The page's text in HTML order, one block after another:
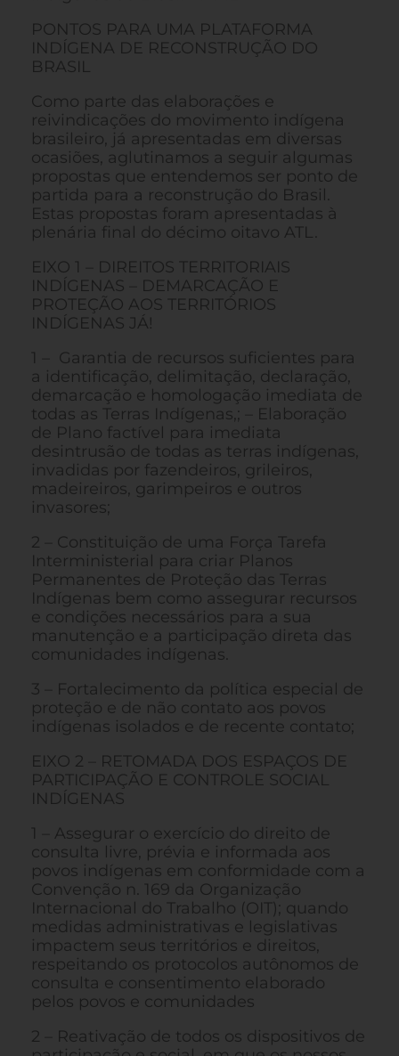
PONTOS PARA UMA PLATAFORMA
INDÍGENA DE RECONSTRUÇÃO DO
BRASIL
Como parte das elaborações e
reivindicações do movimento indígena
brasileiro, já apresentadas em diversas
ocasiões, aglutinamos a seguir algumas
propostas que entendemos ser ponto de
partida para a reconstrução do Brasil.
Estas propostas foram apresentadas à
plenária final do décimo oitavo ATL.
EIXO 1 – DIREITOS TERRITORIAIS
INDÍGENAS – DEMARCAÇÃO E
PROTEÇÃO AOS TERRITÓRIOS
INDÍGENAS JÁ!
1 – Garantia de recursos suficientes para
a identificação, delimitação, declaração,
demarcação e homologação imediata de
todas as Terras Indígenas,; – Elaboração
de Plano factível para imediata
desintrusão de todas as terras indígenas,
invadidas por fazendeiros, grileiros,
madeireiros, garimpeiros e outros
invasores;
2 – Constituição de uma Força Tarefa
Interministerial para criar Planos
Permanentes de Proteção das Terras
Indígenas bem como assegurar recursos
e condições necessários para a sua
manutenção e a participação direta das
comunidades indígenas.
3 – Fortalecimento da política especial de
proteção e de não contato aos povos
indígenas isolados e de recente contato;
EIXO 2 – RETOMADA DOS ESPAÇOS DE
PARTICIPAÇÃO E CONTROLE SOCIAL
INDÍGENAS
1 – Assegurar o exercício do direito de
consulta livre, prévia e informada aos
povos indígenas em conformidade com a
Convenção n. 169 da Organização
Internacional do Trabalho (OIT); quando
medidas administrativas e legislativas
impactem seus territórios e direitos,
respeitando os protocolos autônomos de
consulta e consentimento elaborado
pelos povos e comunidades
2 – Reativação de todos os dispositivos de